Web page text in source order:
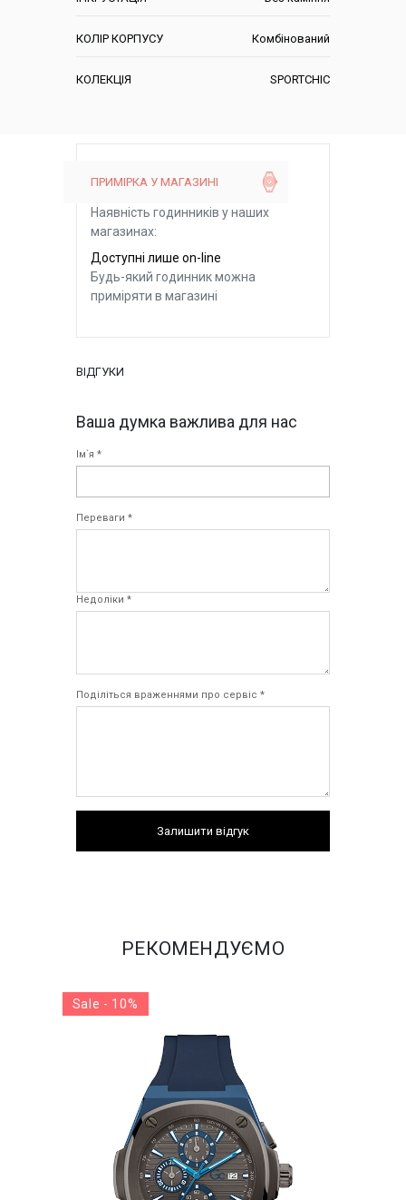
КОЛІР КОРПУСУ Комбінований
КОЛЕКЦІЯ SPORTCHIC
ПРИМІРКА У МАГАЗИНІ
Наявність годинників у наших
магазинах:
Доступні лише on-line
Будь-який годинник можна
приміряти в магазині
ВІДГУКИ
Ваша думка важлива для нас
Ім`я *
Переваги *
Недоліки *
Поділіться враженнями про сервіс *
Залишити відгук
РЕКОМЕНДУЄМО
Sale - 10%